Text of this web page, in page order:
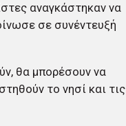
αναγκάστηκαν να
σε συνέντευξή
θα μπορέσουν να
το νησί και τις